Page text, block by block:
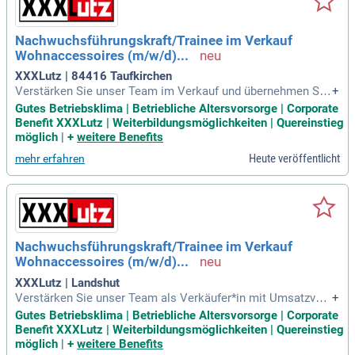
iven zur Verkaufsleitung. Ihre Bereitschaft, an verschiedene
n XXXL Standorten zu arbeiten, eröffnet Ihnen langfristige K
arrierechancen.
Nachwuchsführungskraft/Trainee im Verkauf
Wohnaccessoires (m/w/d)...
XXXLutz | 84416 Taufkirchen
Verstärken Sie unser Team im Verkauf und übernehmen Sie
Verantwortung für Umsatzgespräche und Merchandising-U
msetzungen. Sie bringen eine abgeschlossene Berufsausbil
dung im Handel oder ein Studium mit Vertriebserfahrung mi
sationstalent zeichnen Sie aus. Profiteren Sie von einem ab
wechslungsreichen Arbeitsplatz in einem professionellen T
eam, das Engagement und Eigenverantwortung schätzt. Nac
h der Einarbeitung erwarten Sie spannende Entwicklungs- un
d Aufstiegsmöglichkeiten bis hin zur Filialleitung. Bewerben
Sie sich jetzt und starten Sie Ihre Karriere bei XXXL!
+
Gutes Betriebsklima | Betriebliche Altersvorsorge | Corporate
Benefit XXXLutz | Weiterbildungsmöglichkeiten | Quereinstieg
möglich
+ weitere Benefits
mehr erfahren Heute veröffentlicht
Nachwuchsführungskraft/Trainee im Verkauf
Wohnaccessoires (m/w/d)...
XXXLutz | Landshut
Verstärken Sie unser Team als Verkäufer*in mit Umsatzvera
ntwortung und gestalten Sie Verkaufs- und Preisgespräche
aktiv mit. Wir suchen engagierte Talente mit einer abgeschl
ossenen Berufsausbildung oder einem Studium, idealerweis
+
Gutes Betriebsklima | Betriebliche Altersvorsorge | Corporate
Benefit XXXLutz | Weiterbildungsmöglichkeiten | Quereinstieg
möglich | + weitere Benefits